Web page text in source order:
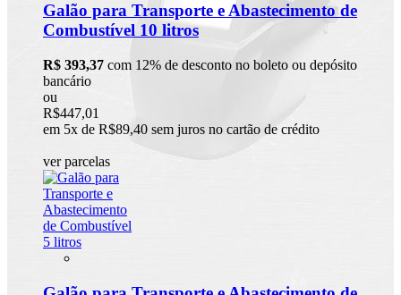
Galão para Transporte e Abastecimento de
Combustível 10 litros
R$ 393,37 com 12% de desconto no boleto ou depósito
bancário
ou
R$447,01
em 5x de R$89,40 sem juros no cartão de crédito
ver parcelas